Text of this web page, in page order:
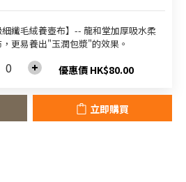
細纖毛絨養壺布】-- 龍和堂加厚吸水柔
更易養出"玉潤包漿"的效果。
優惠價 HK$80.00
立即購買